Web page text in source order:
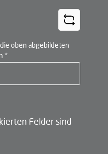
oben abgebildeten
*
Felder sind